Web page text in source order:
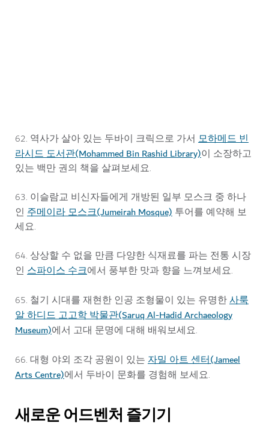
62. 역사가 살아 있는 두바이 크릭으로 가서 모하메드 빈
라시드 도서관(Mohammed Bin Rashid Library)이 소장하고
있는 백만 권의 책을 살펴보세요.
63. 이슬람교 비신자들에게 개방된 일부 모스크 중 하나
인 주메이라 모스크(Jumeirah Mosque) 투어를 예약해 보
세요.
64. 상상할 수 없을 만큼 다양한 식재료를 파는 전통 시장
인 스파이스 수크에서 풍부한 맛과 향을 느껴보세요.
65. 철기 시대를 재현한 인공 조형물이 있는 유명한사룩
알 하디드 고고학 박물관(Saruq Al-Hadid Archaeology
Museum)에서 고대 문명에 대해 배워보세요.
66. 대형 야외 조각 공원이 있는 자밀 아트 센터(Jameel
Arts Centre)에서 두바이 문화를 경험해 보세요.
새로운 어드벤처 즐기기